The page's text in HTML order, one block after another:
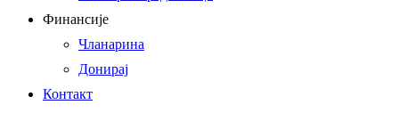
Финансије
Чланарина
Донирај
Контакт